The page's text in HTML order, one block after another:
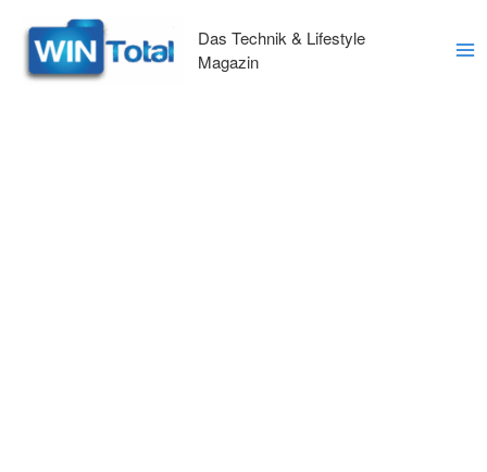
Inhalt
springen
Das Technik & Lifestyle
Magazin